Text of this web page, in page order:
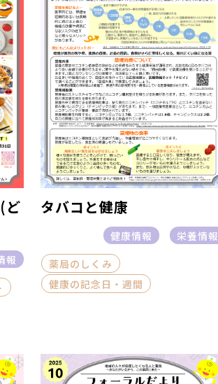
ど
報
タバコと健康
健康情報
栄養情報
薬局のしくみ
健康の記念日・週間